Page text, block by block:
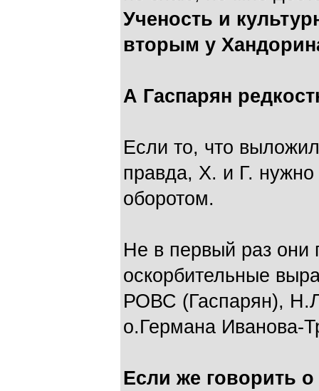
Ученость и
вторым у
А Гаспарян
Если то, что
правда, Х. и Г.
оборотом.
Не в первый раз они
оскорбительные
РОВС (Гаспарян),
о.Германа Иванова-
Если же говорить